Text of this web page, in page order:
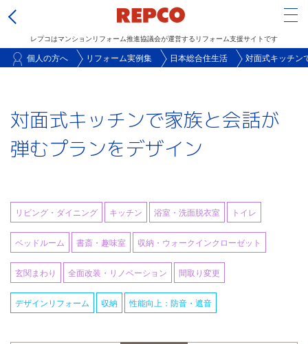
移
動
レプコはマンションリフォーム推進協議会が運営するリフォーム支援サイトです
個人の方へ リフォーム実例集 日本総合住生活 対面式キッチン
対面式キッチンで家族と会話が
弾むプランをデザイン
デザインリフォーム 収納 性能向上：防音・遮音
リビング・ダイニング キッチン 浴室・洗面脱衣室 トイレ
ベッドルーム 書斎・趣味室 収納・ウォークインクローゼット
玄関まわり 全面改装・リノベーション 間取り変更